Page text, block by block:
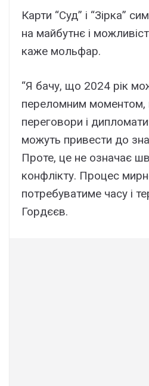
Карти “Суд” і “Зірка”
на майбутнє і
каже мольфар.
“Я бачу, що 2024 рік
переломним моментом,
переговори і
можуть привести до
Проте, це не означає
конфлікту. Процес
потребуватиме часу і
Гордєєв.